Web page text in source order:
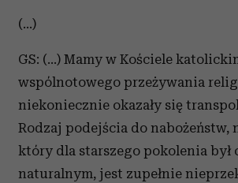
(...)
GS: (...) Mamy w Kościele
wspólnotowego przeżywania
niekoniecznie okazały się
Rodzaj podejścia do nabożeństw,
który dla starszego pokolenia był
naturalnym, jest zupełnie